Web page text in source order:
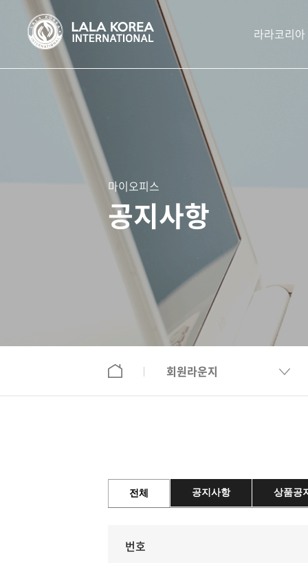
라라코리아
마이오피스
공지사항
회원라운지
전체 공지사항 상품공
번호